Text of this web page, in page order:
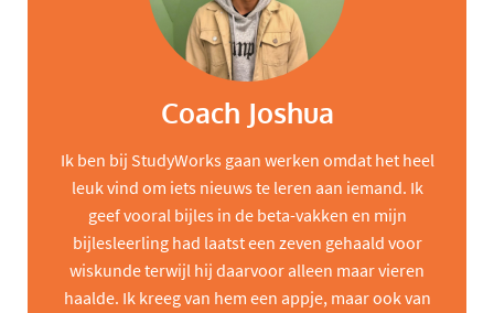
Coach Joshua
Ik ben bij StudyWorks gaan werken omdat het heel
leuk vind om iets nieuws te leren aan iemand. Ik
geef vooral bijles in de beta-vakken en mijn
bijlesleerling had laatst een zeven gehaald voor
wiskunde terwijl hij daarvoor alleen maar vieren
haalde. Ik kreeg van hem een appje, maar ook van